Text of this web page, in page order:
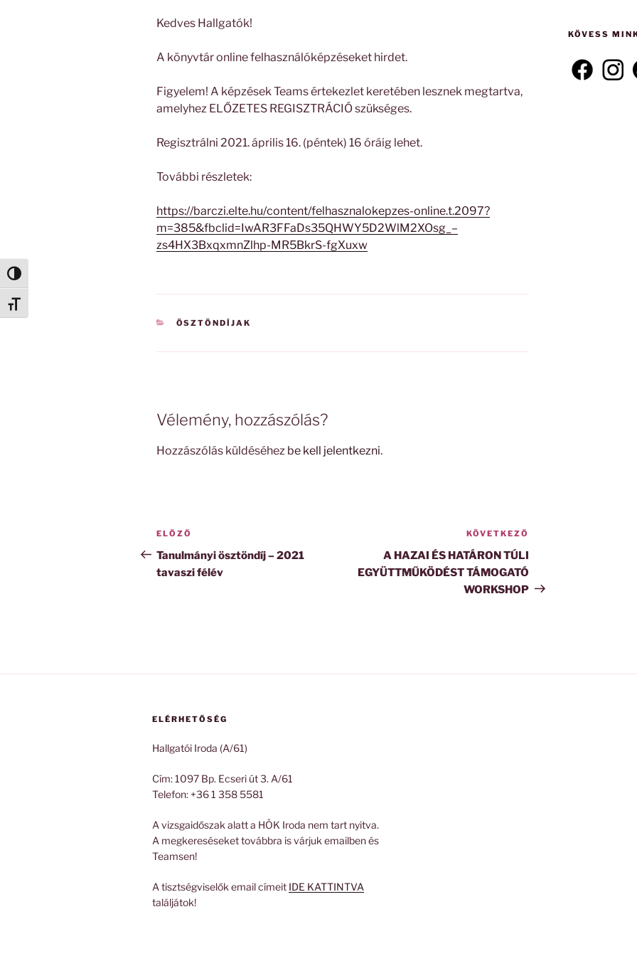
Nagy kontraszt váltása
Betűméret váltása
Kedves Hallgatók!
A könyvtár online felhasználóképzéseket hirdet.
Figyelem! A képzések Teams értekezlet keretében lesznek megtartva,
amelyhez ELŐZETES REGISZTRÁCIÓ szükséges.
Regisztrálni 2021. április 16. (péntek) 16 óráig lehet.
További részletek:
https://barczi.elte.hu/content/felhasznalokepzes-online.t.2097?
m=385&fbclid=IwAR3FFaDs35QHWY5D2WlM2XOsg_–
zs4HX3BxqxmnZlhp-MR5BkrS-fgXuxw
KATEGÓRIÁK
ÖSZTÖNDÍJAK
Vélemény, hozzászólás?
Hozzászólás küldéséhez be kell jelentkezni.
Bejegyzés
navigáció
Korábbi
bejegyzés
ELŐZŐ
Tanulmányi ösztöndíj – 2021
tavaszi félév
KÖVETKEZŐ
A HAZAI ÉS HATÁRON TÚLI
EGYÜTTMŰKÖDÉST TÁMOGATÓ
WORKSHOP
következő
KÖVESS
ELÉRHETŐSÉG
Hallgatói Iroda (A/61)
Cím: 1097 Bp. Ecseri út 3. A/61
Telefon: +36 1 358 5581
A vizsgaidőszak alatt a HÖK Iroda nem tart nyitva.
A megkereséseket továbbra is várjuk emailben és
Teamsen!
A tisztségviselők email címeit IDE KATTINTVA
találjátok!